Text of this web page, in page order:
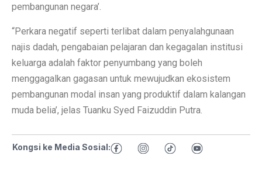
pembangunan negara’.
“Perkara negatif seperti terlibat dalam penyalahgunaan
najis dadah, pengabaian pelajaran dan kegagalan institusi
keluarga adalah faktor penyumbang yang boleh
menggagalkan gagasan untuk mewujudkan ekosistem
pembangunan modal insan yang produktif dalam kalangan
muda belia’, jelas Tuanku Syed Faizuddin Putra.
Kongsi ke Media Sosial: